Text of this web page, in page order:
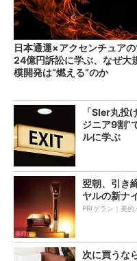
日本通運×アクセンチュアの
24億円訴訟に学ぶ、なぜ大
模開発は“燃える”のか
「SIer丸
ジニア9割”
ルに学ぶ
翌朝、引き
ヤルの新ナ
PR(ゲラン｜美
次に買うな